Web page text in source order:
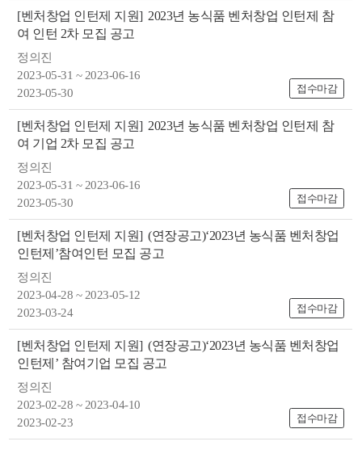
창 인 메
[벤처창업 인턴제 지원] 2023년 농식품 벤처창업 인턴제 참
여 인턴 2차 모집 공고
정의진
2023-05-31 ~ 2023-06-16
2023-05-30
접수마감
[벤처창업 인턴제 지원] 2023년 농식품 벤처창업 인턴제 참
여 기업 2차 모집 공고
정의진
2023-05-31 ~ 2023-06-16
2023-05-30
접수마감
[벤처창업 인턴제 지원] (연장공고)‘2023년 농식품 벤처창업
인턴제’참여인턴 모집 공고
정의진
2023-04-28 ~ 2023-05-12
2023-03-24
접수마감
[벤처창업 인턴제 지원] (연장공고)‘2023년 농식품 벤처창업
인턴제’ 참여기업 모집 공고
정의진
2023-02-28 ~ 2023-04-10
2023-02-23
접수마감